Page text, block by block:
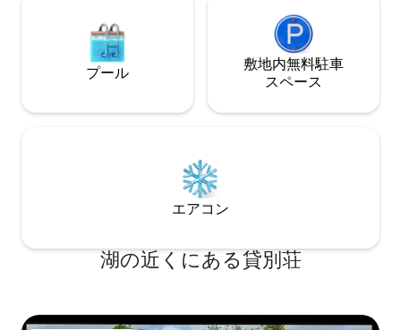
プール
敷地内無料駐⁠車
ス⁠ペ⁠ー⁠ス
エアコン
湖の近くにある貸別荘